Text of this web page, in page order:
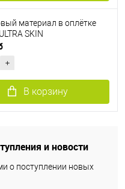
материал в оплётке
SKIN
В корзину
и новости
о поступлении новых